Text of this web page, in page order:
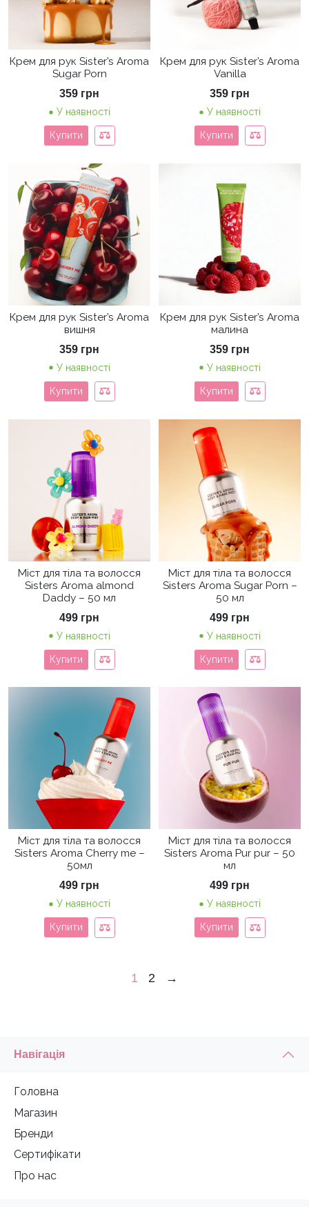
Крем для рук Sister’s Aroma
Sugar Porn
359 грн
У наявності
Купити
Крем для рук Sister’s Aroma
Vanilla
359 грн
У наявності
Купити
Крем для рук Sister’s Aroma
вишня
359 грн
У наявності
Купити
Крем для рук Sister’s Aroma
малина
359 грн
У наявності
Купити
Міст для тіла та волосся
Sisters Aroma almond
Daddy – 50 мл
499 грн
У наявності
Купити
Міст для тіла та волосся
Sisters Aroma Sugar Porn –
50 мл
499 грн
У наявності
Купити
Міст для тіла та волосся
Sisters Aroma Cherry me –
50мл
499 грн
У наявності
Купити
Міст для тіла та волосся
Sisters Aroma Pur pur – 50
мл
499 грн
У наявності
Купити
1 2 →
Навігація
Головна
Магазин
Бренди
Сертифікати
Про нас